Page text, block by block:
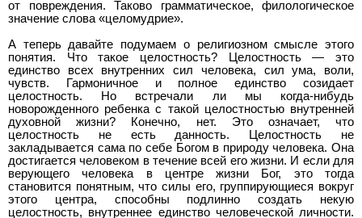
от повреждения. Таково грамматическое, филологическое
значение слова «целомудрие».
А теперь давайте подумаем о религиозном смысле этого
понятия. Что такое целостность? Целостность — это
единство всех внутренних сил человека, сил ума, воли,
чувств. Гармоничное и полное единство созидает
целостность. Но встречали ли мы когда-нибудь
новорожденного ребенка с такой целостностью внутренней
духовной жизни? Конечно, нет. Это означает, что
целостность не есть данность. Целостность не
закладывается сама по себе Богом в природу человека. Она
достигается человеком в течение всей его жизни. И если для
верующего человека в центре жизни Бог, это тогда
становится понятным, что силы его, группирующиеся вокруг
этого центра, способны подлинно создать некую
целостность, внутреннее единство человеческой личности.